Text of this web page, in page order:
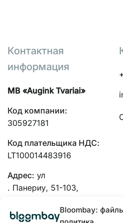
Bloombay:
Контактная
информация
MB «Augink Tvariai»
Код компании:
305927181
Код плательщика НДС:
LT100014483916
Адрес: ул
. Панериу, 51-103,